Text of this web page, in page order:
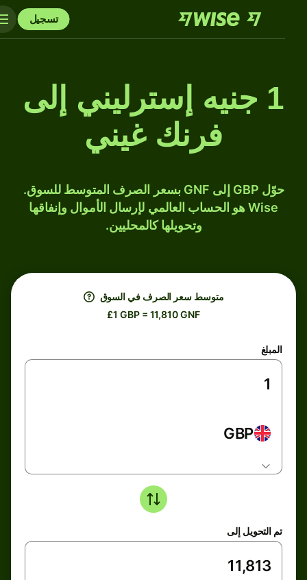
تسجيل
1 جنيه إسترليني إلى
فرنك غيني
حوّل GBP إلى GNF بسعر الصرف المتوسط للسوق.
Wise هو الحساب العالمي لإرسال الأموال وإنفاقها
وتحويلها كالمحليين.
متوسط ​​سعر الصرف في السوق
£1 GBP = 11,810 GNF
المبلغ
GBP
تم التحويل إلى